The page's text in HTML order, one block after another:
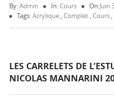
By:Admin In: Cours On Juin
Tags:Acrylique , Complet , Cours ,
LES CARRELETS DE
NICOLAS MANNARINI